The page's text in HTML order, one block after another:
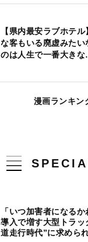
【県内最安ラブホテ
な客もいる廃虚みた
のは人生で一番大き
漫画ランキン
「いつ加害者になる
導入で増す大型トラ
道走行時代”に求めら